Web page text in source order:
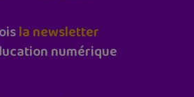
la newsletter
numérique